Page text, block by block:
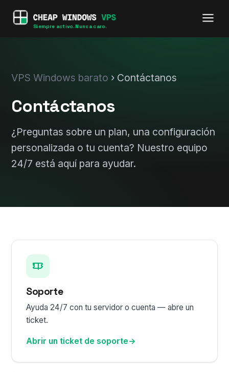
Siempre activo. Nunca caro.
VPS Windows barato › Contáctanos
Contáctanos
¿Preguntas sobre un plan, una configuración
personalizada o tu cuenta? Nuestro equipo
24/7 está aquí para ayudar.
Soporte
Ayuda 24/7 con tu servidor o cuenta — abre un
ticket.
Abrir un ticket de soporte→